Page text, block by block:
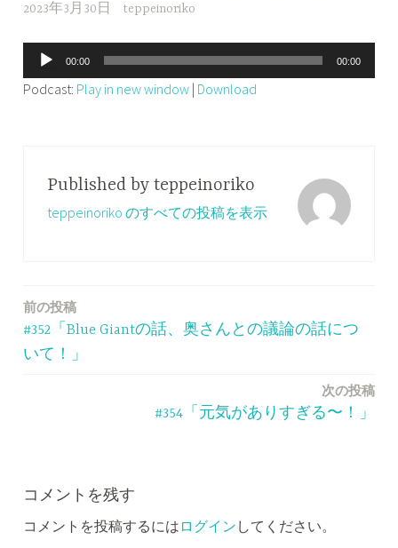
2023年3月30日 teppeinoriko
声
プ
00:00 00:00
Podcast: Play in new window | Download
Published by teppeinoriko
teppeinoriko のすべての投稿を表示
投
稿
シ
ョ
前の投稿
#352「Blue Giantの話、奥さんとの議論の話につ
いて！」
次の投稿
#354「元気がありすぎる〜！」
コメントを残す
コメントを投稿するには ログイン してください。